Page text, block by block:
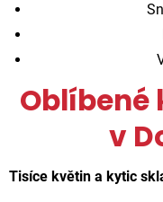
Oblíbené
v
Tisíce květin a kytic